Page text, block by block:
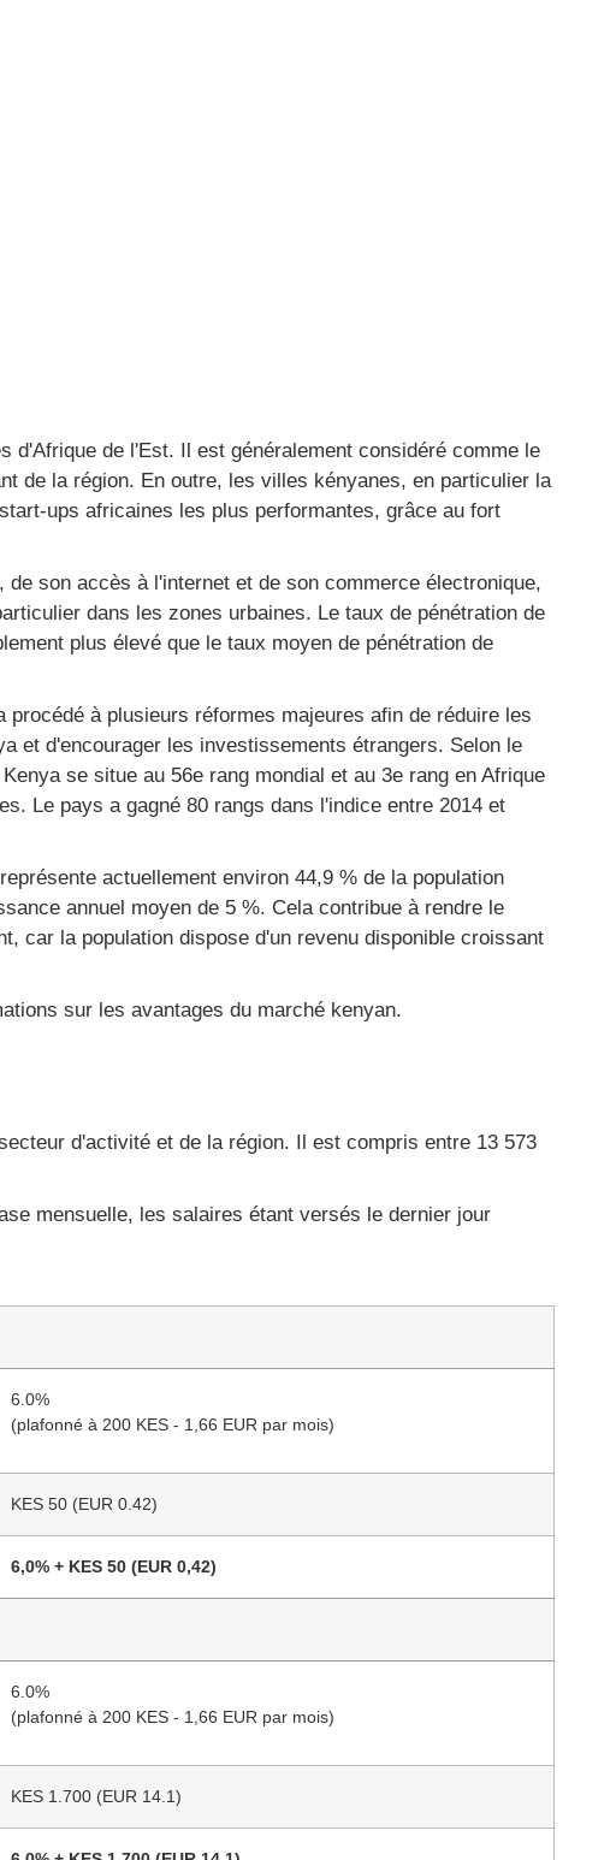
d'Afrique de l'Est. Il est généralement considéré comme le
de la région. En outre, les villes kényanes, en particulier la
ups africaines les plus performantes, grâce au fort
son accès à l'internet et de son commerce électronique,
dans les zones urbaines. Le taux de pénétration de
plus élevé que le taux moyen de pénétration de
à plusieurs réformes majeures afin de réduire les
et d'encourager les investissements étrangers. Selon le
se situe au 56e rang mondial et au 3e rang en Afrique
Le pays a gagné 80 rangs dans l'indice entre 2014 et
actuellement environ 44,9 % de la population
annuel moyen de 5 %. Cela contribue à rendre le
car la population dispose d'un revenu disponible croissant
sur les avantages du marché kenyan.
d'activité et de la région. Il est compris entre 13 573
mensuelle, les salaires étant versés le dernier jour
6.0%
(plafonné à 200 KES - 1,66 EUR par mois)
KES 50 (EUR 0.42)
6,0% + KES 50 (EUR 0,42)
6.0%
(plafonné à 200 KES - 1,66 EUR par mois)
KES 1.700 (EUR 14.1)